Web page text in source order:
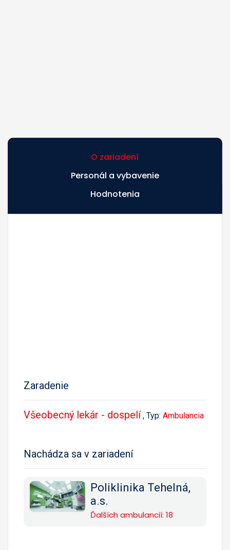
O zariadení
Personál a vybavenie
Hodnotenia
Zaradenie
Všeobecný lekár - dospelí , Typ: Ambulancia
Nachádza sa v zariadení
Poliklinika Tehelná,
a.s.
Ďalších ambulancií: 18